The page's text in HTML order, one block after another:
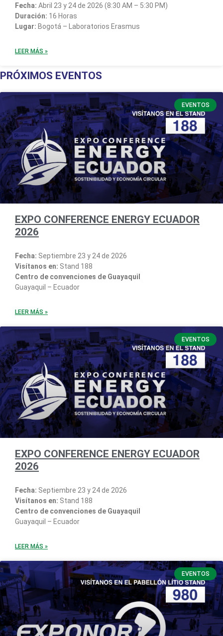
Fecha: Abril 23 y 24 de 2026 (8:30 AM – 5:30 PM)
Duración: 16 Horas
Lugar: Bogotá – Laboratorios Erasmus
LEER MÁS »
PRÓXIMOS EVENTOS
EVENTOS
EXPO CONFERENCE ENERGY ECUADOR
2026
Fecha: Septiembre 23 y 24 de 2026
Visítanos en: Stand 188
Centro de convenciones de Guayaquil
Guayaquil – Ecuador
LEER MÁS »
EVENTOS
EXPO CONFERENCE ENERGY ECUADOR
2026
Fecha: Septiembre 23 y 24 de 2026
Visítanos en: Stand 188
Centro de convenciones de Guayaquil
Guayaquil – Ecuador
LEER MÁS »
EVENTOS